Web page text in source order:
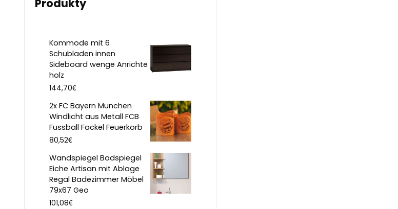
Produkty
Kommode mit 6
Schubladen innen
Sideboard wenge Anrichte
holz
144,70€
2x FC Bayern München
Windlicht aus Metall FCB
Fussball Fackel Feuerkorb
80,52€
Wandspiegel Badspiegel
Eiche Artisan mit Ablage
Regal Badezimmer Möbel
79x67 Geo
101,08€